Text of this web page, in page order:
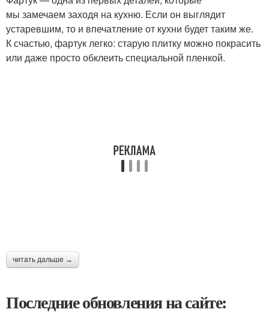
мы замечаем заходя на кухню. Если он выглядит
устаревшим, то и впечатление от кухни будет таким же.
К счастью, фартук легко: старую плитку можно покрасить
или даже просто обклеить специальной пленкой.
читать дальше →
Последние обновления на сайте: